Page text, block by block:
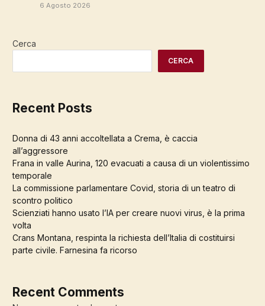
6 Agosto 2026
Cerca
CERCA
Recent Posts
Donna di 43 anni accoltellata a Crema, è caccia
all’aggressore
Frana in valle Aurina, 120 evacuati a causa di un violentissimo
temporale
La commissione parlamentare Covid, storia di un teatro di
scontro politico
Scienziati hanno usato l’IA per creare nuovi virus, è la prima
volta
Crans Montana, respinta la richiesta dell’Italia di costituirsi
parte civile. Farnesina fa ricorso
Recent Comments